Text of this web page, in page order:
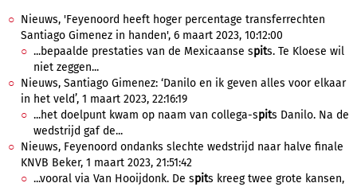
Nieuws, 'Feyenoord heeft hoger percentage transferrechten
Santiago Gimenez in handen', 6 maart 2023, 10:12:00
...bepaalde prestaties van de Mexicaanse spits. Te Kloese wil
niet zeggen...
Nieuws, Santiago Gimenez: ‘Danilo en ik geven alles voor elkaar
in het veld’, 1 maart 2023, 22:16:19
...het doelpunt kwam op naam van collega-spits Danilo. Na de
wedstrijd gaf de...
Nieuws, Feyenoord ondanks slechte wedstrijd naar halve finale
KNVB Beker, 1 maart 2023, 21:51:42
...vooral via Van Hooijdonk. De spits kreeg twee grote kansen,